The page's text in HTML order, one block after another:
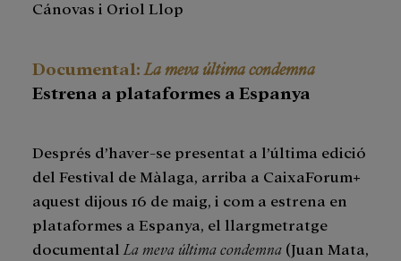
Cánovas i Oriol Llop
Documental: La meva última condemna
Estrena a plataformes a Espanya
Després d’haver-se presentat a l’última edició
del Festival de Màlaga, arriba a CaixaForum+
aquest dijous 16 de maig, i com a estrena en
plataformes a Espanya, el llargmetratge
documental La meva última condemna (Juan Mata,